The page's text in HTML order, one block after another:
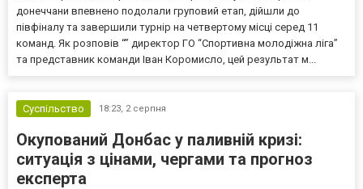
донеччани впевнено подолали груповий етап, дійшли до
півфіналу та завершили турнір на четвертому місці серед 11
команд. Як розповів “” директор ГО “Спортивна молодіжна ліга”
та представник команди Іван Коромисло, цей результат м...
Суспільство 18:23, 2 серпня
Окупований Донбас у паливній кризі:
ситуація з цінами, чергами та прогноз
експерта